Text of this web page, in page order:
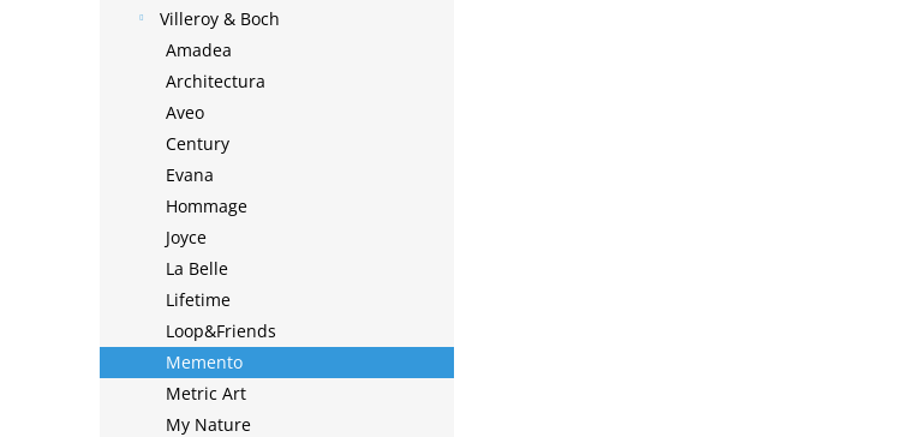
Villeroy & Boch
Amadea
Architectura
Aveo
Century
Evana
Hommage
Joyce
La Belle
Lifetime
Loop&Friends
Memento
Metric Art
My Nature